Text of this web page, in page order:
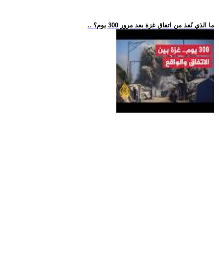
.. ما الذي نُفذ من اتفاق غزة بعد مرور 300 يوم؟